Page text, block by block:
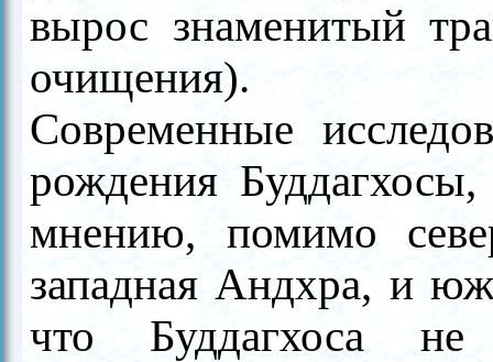
вырос знаменитый
очищения).
Современные
рождения
мнению, помимо
западная Андхра, и
что Буддагхоса